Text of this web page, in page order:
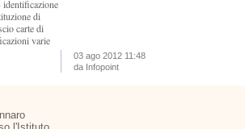
di
carte di
varie
03 ago 2012 11:48
da Infopoint